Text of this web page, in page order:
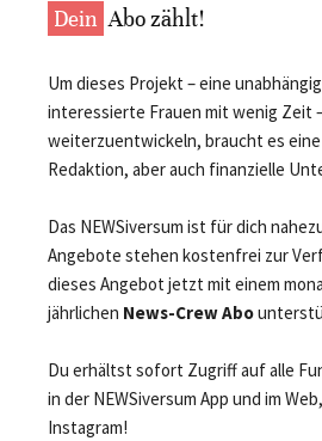
Dein Abo zählt!
Um dieses Projekt – eine
interessierte Frauen mit wenig Zeit
weiterzuentwickeln, braucht es
Redaktion, aber auch finanzielle
Das NEWSiversum ist für dich
Angebote stehen kostenfrei zur
dieses Angebot jetzt mit einem
jährlichen News-Crew Abo
Du erhältst sofort Zugriff auf alle
in der NEWSiversum App und im
Instagram!